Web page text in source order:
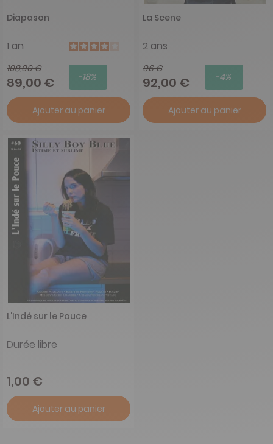
Diapason
1 an
108,90 €
89,00 € -18%
Ajouter au panier
La Scene
2 ans
96 €
92,00 € -4%
Ajouter au panier
L'Indé sur le Pouce
Durée libre
1,00 €
Ajouter au panier